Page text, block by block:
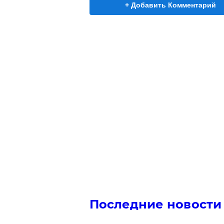
+ Добавить Комментарий
Последние новости